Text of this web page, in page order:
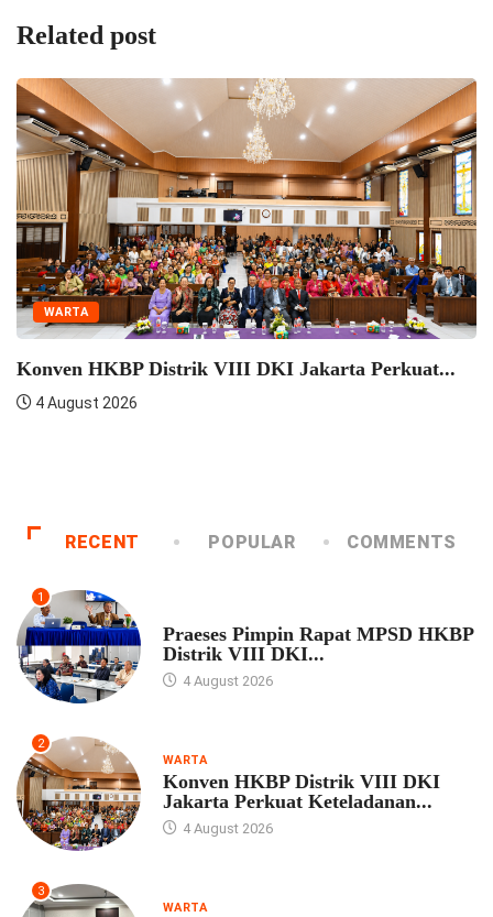
Related post
WARTA
Seminar Pelatihan Zending HKBP Menteng Perkuat
RECENT POPULAR COMMENTS
1
Praeses Pimpin Rapat MPSD HKBP
Distrik VIII DKI...
4 August 2026
2
WARTA
Konven HKBP Distrik VIII DKI
Jakarta Perkuat Keteladanan...
4 August 2026
3
WARTA